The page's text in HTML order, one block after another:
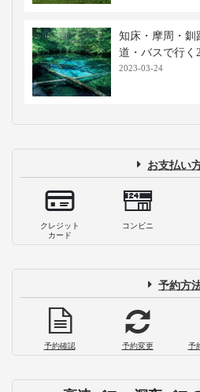
知床・摩周・釧
道・バスで行く
2023-03-24
お支払い
クレジット
カード
コンビニ
予約方
予約確認 予約変更 予